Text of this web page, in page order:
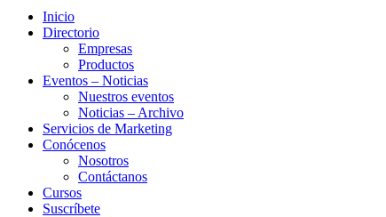
Inicio
Directorio
Empresas
Productos
Eventos – Noticias
Nuestros eventos
Noticias – Archivo
Servicios de Marketing
Conócenos
Nosotros
Contáctanos
Cursos
Suscríbete